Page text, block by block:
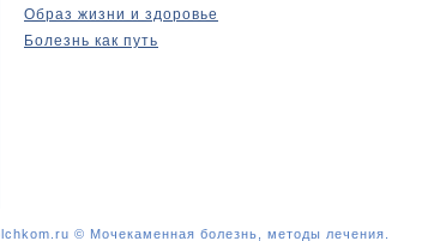
Образ жизни и здоровье
Болезнь как путь
© Мочекаменная болезнь, методы лечения.